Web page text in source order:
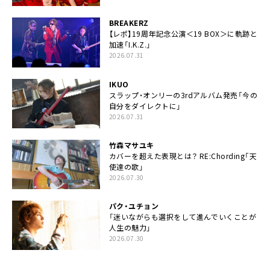
BREAKERZ
【レポ】19周年記念公演＜19 BOX＞に軌跡と
加速「I.K.Z.」
2026.07.31
IKUO
スラップ・オンリーの3rdアルバム発売「今の
自分をダイレクトに」
2026.07.31
竹森マサユキ
カバーを超えた表現とは？ RE:Chording「天
使達の歌」
2026.07.30
パク・ユチョン
「迷いながらも選択をして進んでいくことが
人生の魅力」
2026.07.30